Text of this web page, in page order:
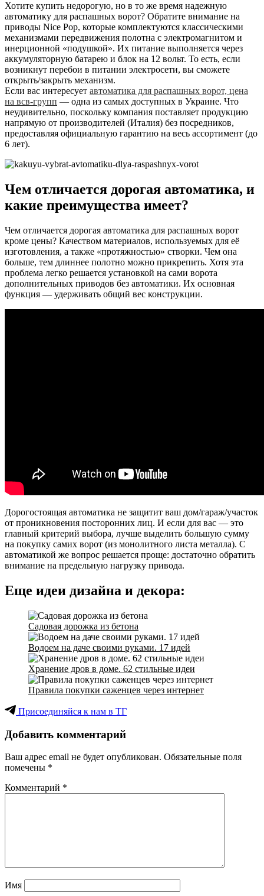
Хотите купить недорогую, но в то же время надежную
автоматику для распашных ворот? Обратите внимание на
приводы Nice Pop, которые комплектуются классическими
механизмами передвижения полотна с электромагнитом и
инерционной «подушкой». Их питание выполняется через
аккумуляторную батарею и блок на 12 вольт. То есть, если
возникнут перебои в питании электросети, вы сможете
открыть/закрыть механизм.
Если вас интересует автоматика для распашных ворот, цена
на всв-групп — одна из самых доступных в Украине. Что
неудивительно, поскольку компания поставляет продукцию
напрямую от производителей (Италия) без посредников,
предоставляя официальную гарантию на весь ассортимент (до
6 лет).
Чем отличается дорогая автоматика, и
какие преимущества имеет?
Чем отличается дорогая автоматика для распашных ворот
кроме цены? Качеством материалов, используемых для её
изготовления, а также «протяжностью» створки. Чем она
больше, тем длиннее полотно можно прикрепить. Хотя эта
проблема легко решается установкой на сами ворота
дополнительных приводов без автоматики. Их основная
функция — удерживать общий вес конструкции.
Дорогостоящая автоматика не защитит ваш дом/гараж/участок
от проникновения посторонних лиц. И если для вас — это
главный критерий выбора, лучше выделить большую сумму
на покупку самих ворот (из монолитного листа металла). С
автоматикой же вопрос решается проще: достаточно обратить
внимание на предельную нагрузку привода.
Еще идеи дизайна и декора:
Садовая дорожка из бетона
Водоем на даче своими руками. 17 идей
Хранение дров в доме. 62 стильные идеи
Правила покупки саженцев через интернет
Присоединяйся к нам в ТГ
Добавить комментарий
Ваш адрес email не будет опубликован. Обязательные поля
помечены *
Комментарий *
Имя